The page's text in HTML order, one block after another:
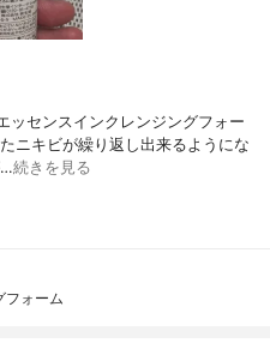
ッセンスインクレンジングフォー
ニキビが繰り返し出来るようにな
…続きを見る
フォーム